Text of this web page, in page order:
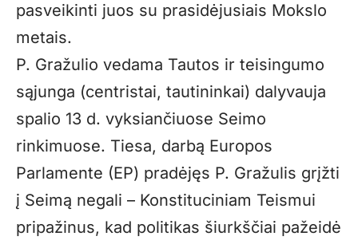
pasveikinti juos su prasidėjusiais Mokslo
metais.
P. Gražulio vedama Tautos ir teisingumo
sąjunga (centristai, tautininkai) dalyvauja
spalio 13 d. vyksiančiuose Seimo
rinkimuose. Tiesa, darbą Europos
Parlamente (EP) pradėjęs P. Gražulis grįžti
į Seimą negali – Konstituciniam Teismui
pripažinus, kad politikas šiurkščiai pažeidė